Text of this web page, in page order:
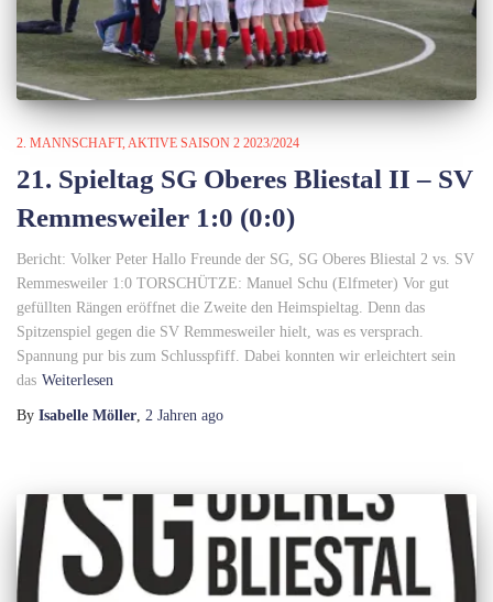
2. MANNSCHAFT AKTIVE SAISON 2 2023/2024
21. Spieltag SG Oberes Bliestal II – SV
Remmesweiler 1:0 (0:0)
Bericht: Volker Peter Hallo Freunde der SG, SG Oberes Bliestal 2 vs. SV
Remmesweiler 1:0 TORSCHÜTZE: Manuel Schu (Elfmeter) Vor gut
gefüllten Rängen eröffnet die Zweite den Heimspieltag. Denn das
Spitzenspiel gegen die SV Remmesweiler hielt, was es versprach.
Spannung pur bis zum Schlusspfiff. Dabei konnten wir erleichtert sein
das Weiterlesen
By Isabelle Möller 2 Jahren ago